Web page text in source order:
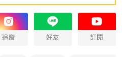
追蹤 好友 訂閱